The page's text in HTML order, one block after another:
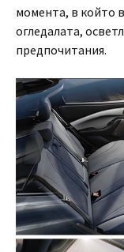
момента, в който
огледалата,
предпочитания.